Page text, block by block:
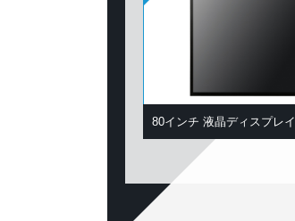
80インチ 液晶ディスプレイ